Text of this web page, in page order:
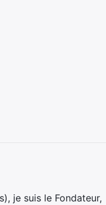
je suis le Fondateur,